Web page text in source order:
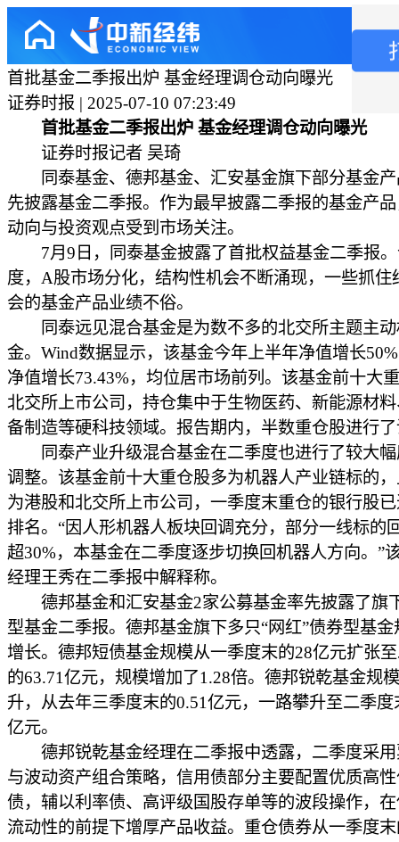
首批基金二季报出炉 基金经理调仓动向曝光
证券时报 | 2025-07-10 07:23:49
首批基金二季报出炉 基金经理调仓动向曝光
证券时报记者 吴琦
同泰基金、德邦基金、汇安基金旗下部分基金产
先披露基金二季报。作为最早披露二季报的基金产
动向与投资观点受到市场关注。
7月9日，同泰基金披露了首批权益基金二季报。
度，A股市场分化，结构性机会不断涌现，一些抓住
会的基金产品业绩不俗。
同泰远见混合基金是为数不多的北交所主题主动
金。Wind数据显示，该基金今年上半年净值增长
净值增长73.43%，均位居市场前列。该基金前十大
北交所上市公司，持仓集中于生物医药、新能源材
备制造等硬科技领域。报告期内，半数重仓股进行
同泰产业升级混合基金在二季度也进行了较大幅
调整。该基金前十大重仓股多为机器人产业链标的
为港股和北交所上市公司，一季度末重仓的银行股
排名。“因人形机器人板块回调充分，部分一线标的
超30%，本基金在二季度逐步切换回机器人方向。”
经理王秀在二季报中解释称。
德邦基金和汇安基金2家公募基金率先披露了旗
型基金二季报。德邦基金旗下多只“网红”债券型基金
增长。德邦短债基金规模从一季度末的28亿元扩张
的63.71亿元，规模增加了1.28倍。德邦锐乾基金规
升，从去年三季度末的0.51亿元，一路攀升至二季度
亿元。
德邦锐乾基金经理在二季报中透露，二季度采用
与波动资产组合策略，信用债部分主要配置优质高
债，辅以利率债、高评级国股存单等的波段操作，
流动性的前提下增厚产品收益。重仓债券从一季度